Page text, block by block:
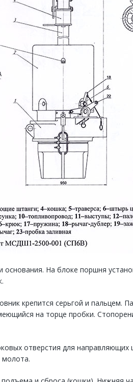
На блоке поршня
крепится серьгой и пальцем.
на торце пробки.
отверстия для направляющих
молота.